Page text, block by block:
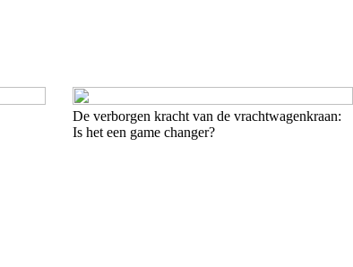
De verborgen kracht van de vrachtwagenkraan:
Is het een game changer?